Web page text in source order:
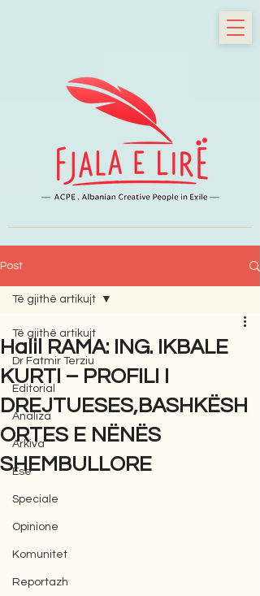
Post
Të gjithë artikujt
Dr Fatmir Terziu
Editorial
Analiza
Arkiva
Ese
Speciale
Opinione
Komunitet
Reportazh
Të gjithë artikujt
Halil RAMA: ING. IKBALE
KURTI – PROFILI I
DREJTUESES,BASHKËSH
ORTES E NËNËS
SHEMBULLORE